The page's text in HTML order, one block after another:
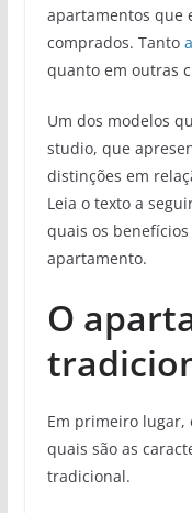
apartamentos que
comprados. Tanto
quanto em outras
Um dos modelos
studio, que
distinções em
Leia o texto a
quais os
apartamento.
O
Em primeiro lugar,
quais são as
tradicional.